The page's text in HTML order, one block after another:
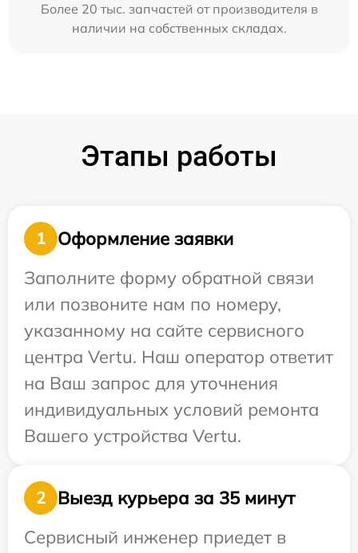
Более 20 тыс. запчастей от производителя в
наличии на собственных складах.
Этапы работы
1
Оформление заявки
Заполните форму обратной связи
или позвоните нам по номеру,
указанному на сайте сервисного
центра Vertu. Наш оператор ответит
на Ваш запрос для уточнения
индивидуальных условий ремонта
Вашего устройства Vertu.
2
Выезд курьера за 35 минут
Сервисный инженер приедет в